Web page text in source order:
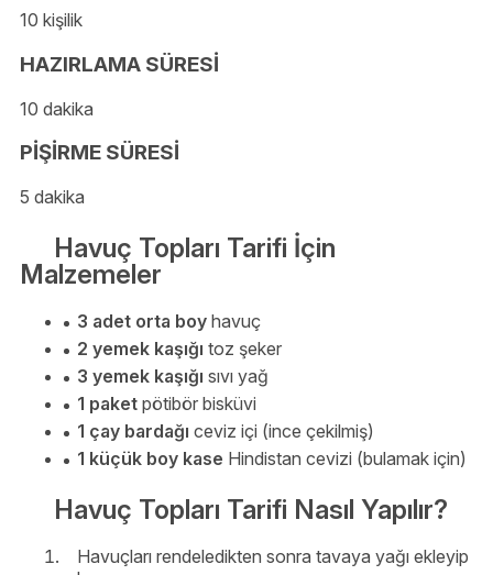
10 kişilik
HAZIRLAMA SÜRESİ
10 dakika
PİŞİRME SÜRESİ
5 dakika
Havuç Topları Tarifi İçin
Malzemeler
3 adet orta boy havuç
2 yemek kaşığı toz şeker
3 yemek kaşığı sıvı yağ
1 paket pötibör bisküvi
1 çay bardağı ceviz içi (ince çekilmiş)
1 küçük boy kase Hindistan cevizi (bulamak için)
Havuç Topları Tarifi Nasıl Yapılır?
Havuçları rendeledikten sonra tavaya yağı ekleyip